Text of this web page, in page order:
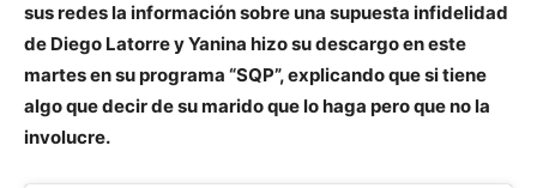
sus redes la información sobre una supuesta infidelidad
de Diego Latorre y Yanina hizo su descargo en este
martes en su programa “SQP”, explicando que si tiene
algo que decir de su marido que lo haga pero que no la
involucre.